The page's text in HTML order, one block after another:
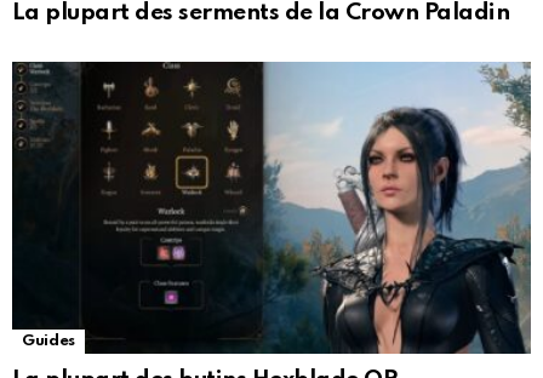
La plupart des serments de la Crown Paladin
Guides